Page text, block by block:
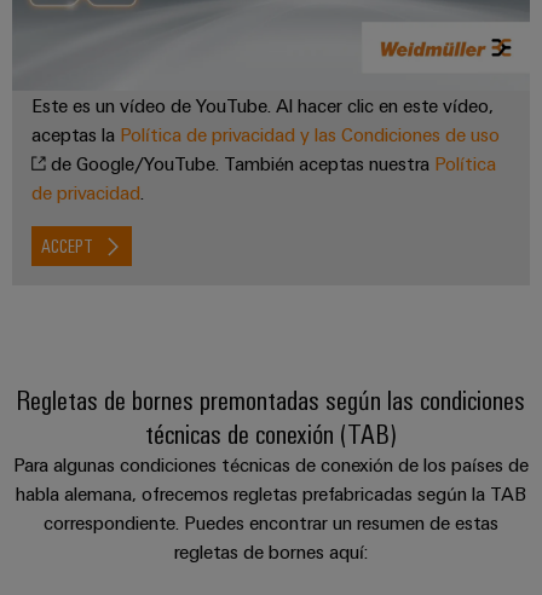
Este es un vídeo de YouTube. Al hacer clic en este vídeo,
aceptas la Política de privacidad y las Condiciones de uso
de Google/YouTube. También aceptas nuestra Política
de privacidad.
ACCEPT
Regletas de bornes premontadas según las condiciones
técnicas de conexión (TAB)
Para algunas condiciones técnicas de conexión de los países de
habla alemana, ofrecemos regletas prefabricadas según la TAB
correspondiente. Puedes encontrar un resumen de estas
regletas de bornes aquí: